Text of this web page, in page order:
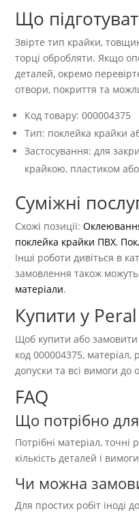
Що
Звірте тип крайки,
торці обробляти. Якщо
деталей, окремо
отвори, покриття та
Код товару: 000004375
Тип: поклейка крайки
Застосування: для
крайкою, пластиком
Суміжні
Схожі позиції:
поклейка крайки ПВХ,
Інші роботи дивіться в
замовлення також можуть
матеріали.
Купити у Peral
Щоб купити або замовити
код 000004375, матеріал,
допуски та всі вимоги до
FAQ
Що потрібно
Потрібні матеріал,
кількість деталей і
Чи можна
Для простих робіт іноді